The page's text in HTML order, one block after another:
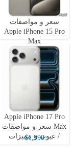
سعر و مواصفات
Apple iPhone 15 Pro
Max
Apple iPhone 17 Pro
Max سعر و مواصفات
/ عيوب و مميزات
$1,990